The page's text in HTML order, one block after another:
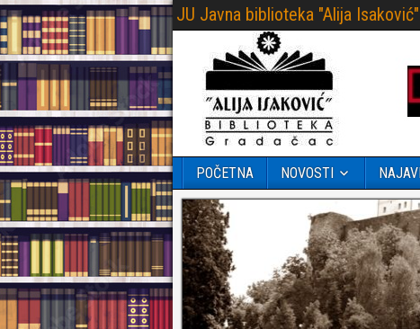
JU Javna biblioteka "Alija
POČETNA NOVOSTI